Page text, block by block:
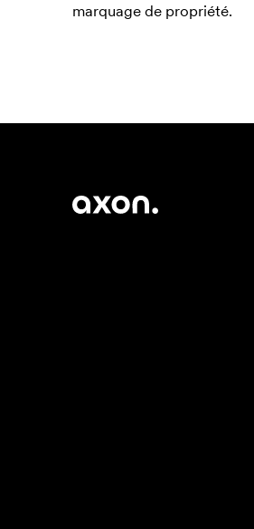
marquage de propriété.